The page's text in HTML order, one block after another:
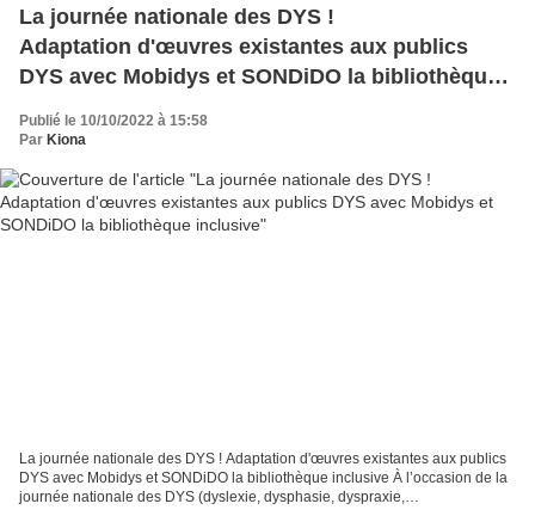
La journée nationale des DYS !
Adaptation d'œuvres existantes aux publics
DYS avec Mobidys et SONDiDO la bibliothèque
Publié le 10/10/2022 à 15:58
Par Kiona
La journée nationale des DYS ! Adaptation d'œuvres existantes aux publics
DYS avec Mobidys et SONDiDO la bibliothèque inclusive À l’occasion de la
journée nationale des DYS (dyslexie, dysphasie, dyspraxie,